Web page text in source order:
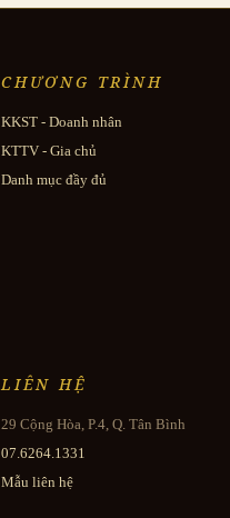
CHƯƠNG TRÌNH
KKST - Doanh nhân
KTTV - Gia chủ
Danh mục đầy đủ
LIÊN HỆ
29 Cộng Hòa, P.4, Q. Tân Bình
07.6264.1331
Mẫu liên hệ